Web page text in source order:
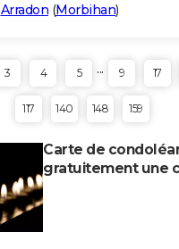
Arradon (Morbihan)
3 4 5 ... 9 17
117 140 148 159
Carte de
gratuitement une